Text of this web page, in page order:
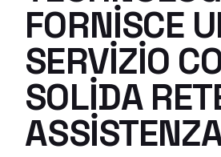
FORNISCE
SERVIZIO
SOLIDA